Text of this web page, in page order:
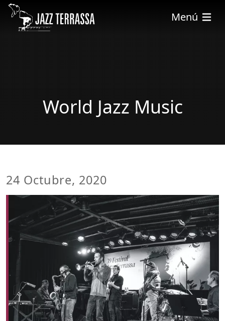
Vés al contingut
Menú
World Jazz Music
24 Octubre, 2020